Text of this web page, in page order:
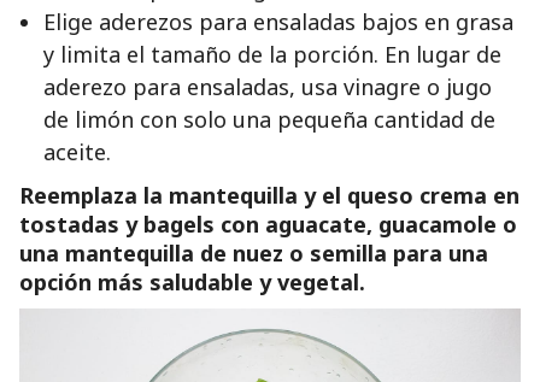
Elige aderezos para ensaladas bajos en grasa
y limita el tamaño de la porción. En lugar de
aderezo para ensaladas, usa vinagre o jugo
de limón con solo una pequeña cantidad de
aceite.
Reemplaza la mantequilla y el queso crema en
tostadas y bagels con aguacate, guacamole o
una mantequilla de nuez o semilla para una
opción más saludable y vegetal.